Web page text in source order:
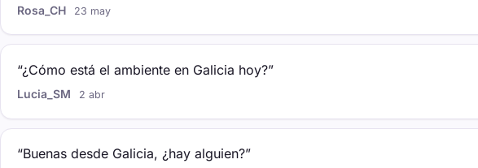
Rosa_CH 23 may
“¿Cómo está el ambiente en Galicia hoy?”
Lucia_SM 2 abr
“Buenas desde Galicia, ¿hay alguien?”